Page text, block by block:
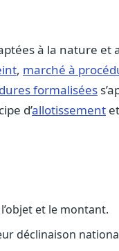
à la nature
, marché à
formalisées
d’allotissement
et le montant.
déclinaison